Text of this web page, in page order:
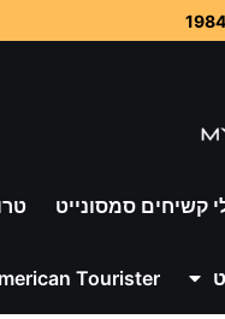
קשיחים סמסונייט
Tourister